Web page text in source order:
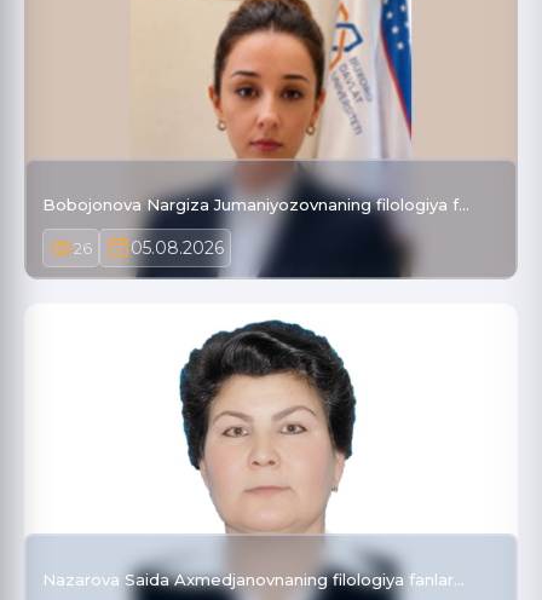
Bobojonova Nargiza Jumaniyozovnaning filologiya f…
26 05.08.2026
Nazarova Saida Axmedjanovnaning filologiya fanlar…